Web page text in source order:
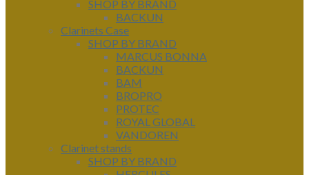
SHOP BY BRAND
BACKUN
Clarinets Case
SHOP BY BRAND
MARCUS BONNA
BACKUN
BAM
BROPRO
PROTEC
ROYAL GLOBAL
VANDOREN
Clarinet stands
SHOP BY BRAND